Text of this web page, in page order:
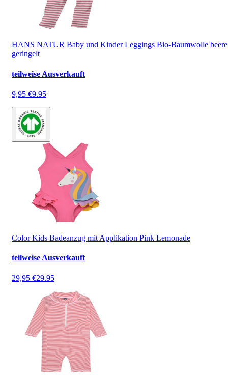
HANS NATUR Baby und Kinder Leggings Bio-Baumwolle beere
geringelt
teilweise Ausverkauft
9,95 €9.95
Color Kids Badeanzug mit Applikation Pink Lemonade
teilweise Ausverkauft
29,95 €29.95